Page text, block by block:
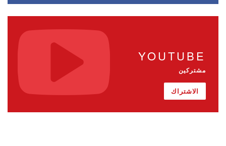
YOUTUBE
مشتركين
الاشتراك